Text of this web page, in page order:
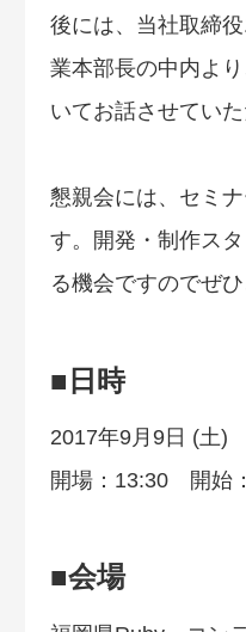
後には、当社取締
業本部長の中内よ
いてお話させていた
懇親会には、セミ
す。開発・制作ス
る機会ですのでぜ
■日時
2017年9月9日 (土)
開場：13:30 開始
■会場